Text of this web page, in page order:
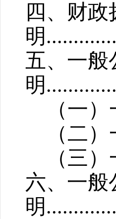
四、财
明
五、一般
明
（一
（二
（三
六、一般
明